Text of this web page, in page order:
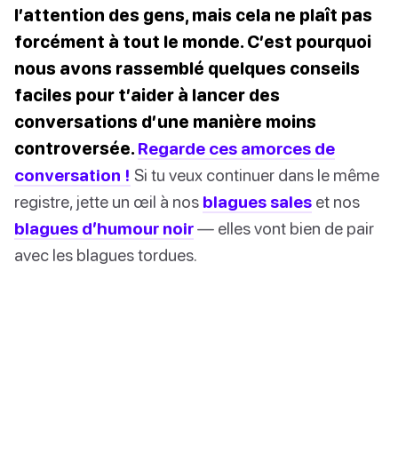
l’attention des gens, mais cela ne plaît pas
forcément à tout le monde. C’est pourquoi
nous avons rassemblé quelques conseils
faciles pour t’aider à lancer des
conversations d’une manière moins
controversée. Regarde ces amorces de
conversation ! Si tu veux continuer dans le même
registre, jette un œil à nos blagues sales et nos
blagues d’humour noir— elles vont bien de pair
avec les blagues tordues.